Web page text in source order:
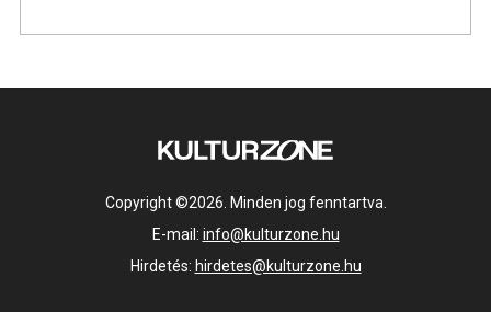
Copyright ©2026. Minden jog fenntartva.
E-mail: info@kulturzone.hu
Hirdetés: hirdetes@kulturzone.hu